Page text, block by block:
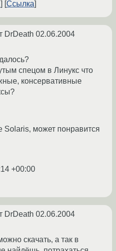
Ссылка
DrDeath 02.06.2004
спецом в Линукс что
консервативные
Solaris, может понравится
+00:00
DrDeath 02.06.2004
скачать, а так в